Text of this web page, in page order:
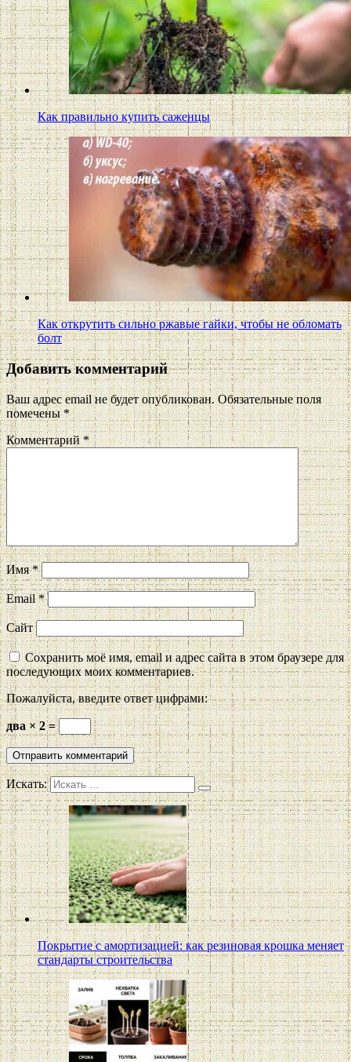
Как правильно купить саженцы
Как открутить сильно ржавые гайки, чтобы не обломать
болт
Добавить комментарий
Ваш адрес email не будет опубликован. Обязательные поля
помечены*
Комментарий*
Имя*
Email*
Сайт
Сохранить моё имя, email и адрес сайта в этом браузере для
последующих моих комментариев.
Пожалуйста, введите ответ цифрами:
два × 2 =
Искать:
Покрытие с амортизацией: как резиновая крошка меняет
стандарты строительства